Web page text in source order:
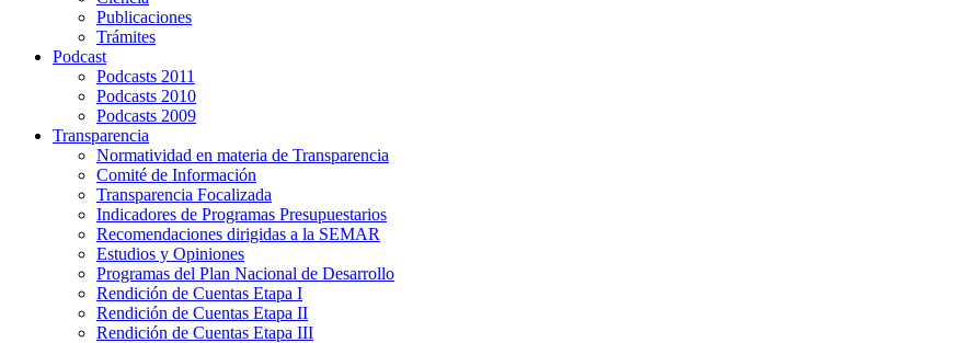
Publicaciones
Trámites
Podcast
Podcasts 2011
Podcasts 2010
Podcasts 2009
Transparencia
Normatividad en materia de Transparencia
Comité de Información
Transparencia Focalizada
Indicadores de Programas Presupuestarios
Recomendaciones dirigidas a la SEMAR
Estudios y Opiniones
Programas del Plan Nacional de Desarrollo
Rendición de Cuentas Etapa I
Rendición de Cuentas Etapa II
Rendición de Cuentas Etapa III